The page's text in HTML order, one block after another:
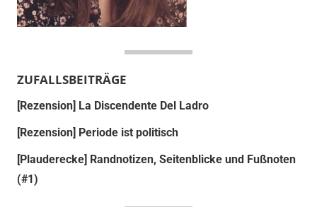
ZUFALLSBEITRÄGE
[Rezension] La Discendente Del Ladro
[Rezension] Periode ist politisch
[Plauderecke] Randnotizen, Seitenblicke und Fußnoten
(#1)